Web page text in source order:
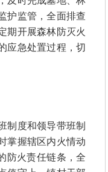
护监管，全面排查
期开展森林防灭火
应急处置过程，切
度和领导带班制
掌握辖区内火情动
防火责任链条，全